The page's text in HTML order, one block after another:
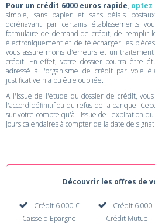
Pour un crédit 6000 euros rapide, optez
simple, sans papier et sans délais
dorénavant par certains établissements
formulaire de demand de crédit, de remplir
électroniquement et de télécharger les
vous assure moins d'erreurs et un
crédit. En effet, votre dossier pourra être
adressé à l'organisme de crédit par voie
justificative n'a pu être oubliée.
A l'issue de l'étude du dossier de crédit,
l'accord définitif ou du refus de la banque.
sur votre compte qu'à l'issue de l'expiration
jours calendaires à compter de la date de
Découvrir les offres de
Crédit 6 000 €
Caisse d'Epargne
Crédit 6 000
Crédit Mutuel